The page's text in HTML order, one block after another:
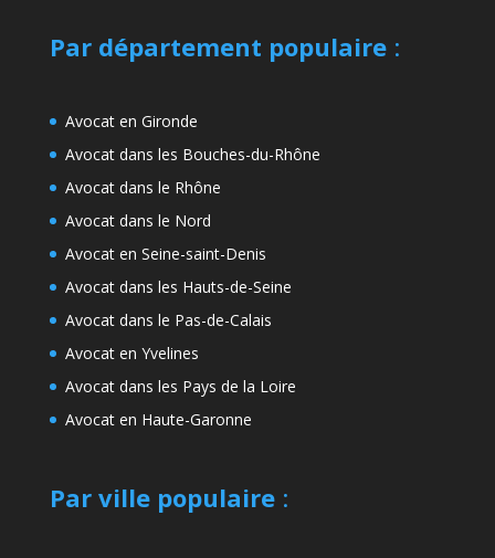
Par département populaire:
Avocat en Gironde
Avocat dans les Bouches-du-Rhône
Avocat dans le Rhône
Avocat dans le Nord
Avocat en Seine-saint-Denis
Avocat dans les Hauts-de-Seine
Avocat dans le Pas-de-Calais
Avocat en Yvelines
Avocat dans les Pays de la Loire
Avocat en Haute-Garonne
Par ville populaire: